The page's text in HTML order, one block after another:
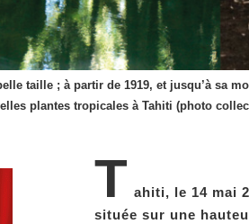
taille ; à partir de 1919, et jusqu’à sa
plantes tropicales à Tahiti (photo
T ahiti, le 14 mai
située sur une